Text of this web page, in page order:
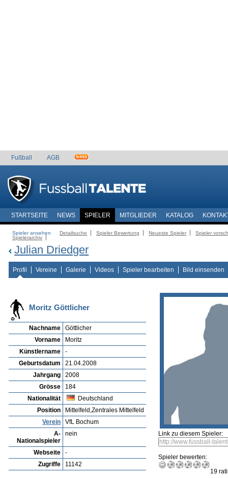
Fußball AGB
STARTSEITE NEWS SPIELER MITGLIEDER KATALOG
Spieler ansehen Detailsuche Spieler Bewertung Neueste Spieler
Spieler
Spielerarchiv
Julian Driedger
Profil Vereine Galerie Videos Spieler bearbeiten Bild einsenden
Moritz Göttlicher
Nachname
Göttlicher
Vorname
Moritz
Künstlername
-
Geburtsdatum
21.04.2008
Jahrgang
2008
Grösse
184
Nationalität
Deutschland
Position
Mittelfeld,Zentrales Mittelfeld
Verein
VfL Bochum
A-
Nationalspieler
nein
Webseite
-
Zugriffe
11142
Link zu diesem Spieler:
Spieler bewerten:
19